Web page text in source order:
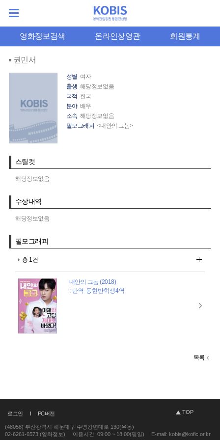
영화정보검색 온라인상영관 회원통계
권민서
성별 여자
출생 해당정보없음
국적 한국
분야 배우
소속 해당정보없음
필모그래피 <내안의 그놈>
스틸컷
해당정보없음
수상내역
해당정보없음
필모그래피
총 1건
내안의 그놈 (2018)
: 단역-동현반학생4역
목록
로그인 PC버전 TOP
(48058) 부산광역시 해운대구 수영강변대로 130(우동)
02-6261-6573 (영화정보)
이용시간: 09:00 ~ 18:00(평일) E-mail: kobis@kofic.or.kr